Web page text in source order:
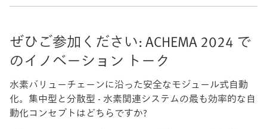
ぜひご参加ください: ACHEMA 2024 で
のイノベーション トーク
水素バリューチェーンに沿った安全なモジュール式自動
化。集中型と分散型 - 水素関連システムの最も効率的な自
動化コンセプトはどちらですか?